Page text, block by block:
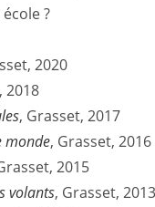
?
2020
2018
, Grasset, 2017
monde, Grasset,
2015
volants, Grasset, 2013